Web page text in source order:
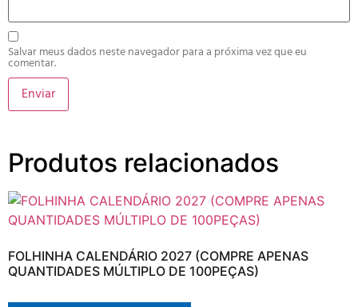
Salvar meus dados neste navegador para a próxima vez que eu
comentar.
Produtos relacionados
FOLHINHA CALENDÁRIO 2027 (COMPRE APENAS
QUANTIDADES MÚLTIPLO DE 100PEÇAS)